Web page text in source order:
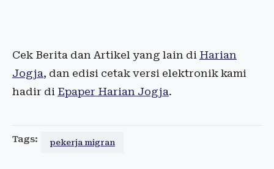
Cek Berita dan Artikel yang lain di Harian
Jogja, dan edisi cetak versi elektronik kami
hadir di Epaper Harian Jogja.
Tags: pekerja migran